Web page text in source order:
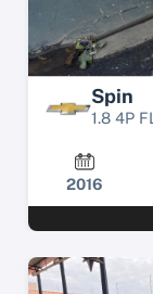
Spin
1.8 4P
2016